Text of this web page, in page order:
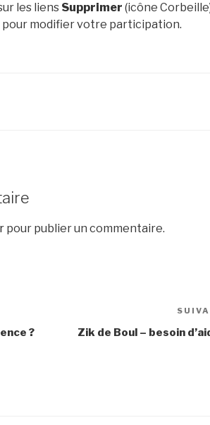
les liens Supprimer (icône
pour modifier votre participation.
pour publier un commentaire.
? Zik de Boul – besoin